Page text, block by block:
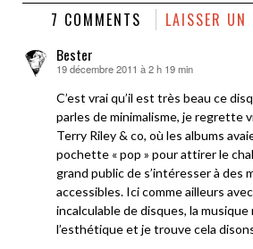
7 COMMENTS LAISSER UN
Bester
dit :
19 décembre 2011 à 2 h 19 min
C’est vrai qu’il est très beau ce
parles de minimalisme, je regrette
Terry Riley & co, où les albums
pochette « pop » pour attirer le
grand public de s’intéresser à des
accessibles. Ici comme ailleurs
incalculable de disques, la musique
l’esthétique et je trouve cela